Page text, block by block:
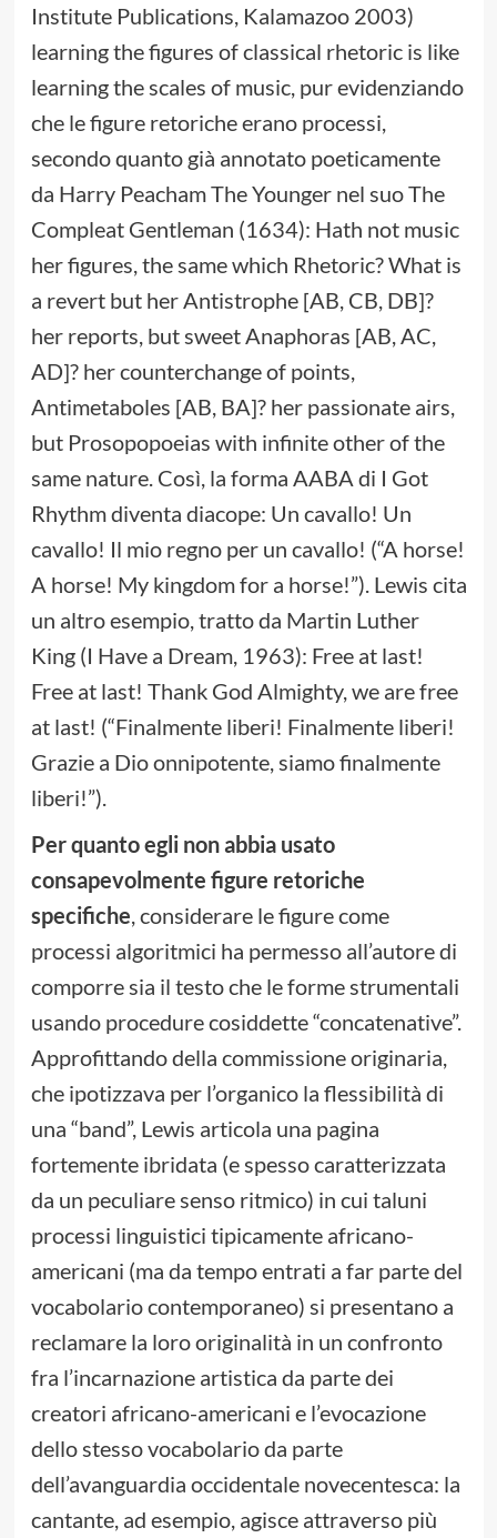
Institute Publications, Kalamazoo 2003)
learning the figures of classical rhetoric is like
learning the scales of music, pur evidenziando
che le figure retoriche erano processi,
secondo quanto già annotato poeticamente
da Harry Peacham The Younger nel suo The
Compleat Gentleman (1634): Hath not music
her figures, the same which Rhetoric? What is
a revert but her Antistrophe [AB, CB, DB]?
her reports, but sweet Anaphoras [AB, AC,
AD]? her counterchange of points,
Antimetaboles [AB, BA]? her passionate airs,
but Prosopopoeias with infinite other of the
same nature. Così, la forma AABA di I Got
Rhythm diventa diacope: Un cavallo! Un
cavallo! Il mio regno per un cavallo! (“A horse!
A horse! My kingdom for a horse!”). Lewis cita
un altro esempio, tratto da Martin Luther
King (I Have a Dream, 1963): Free at last!
Free at last! Thank God Almighty, we are free
at last! (“Finalmente liberi! Finalmente liberi!
Grazie a Dio onnipotente, siamo finalmente
liberi!”).
Per quanto egli non abbia usato
consapevolmente figure retoriche
specifiche , considerare le figure come
processi algoritmici ha permesso all’autore di
comporre sia il testo che le forme strumentali
usando procedure cosiddette “concatenative”.
Approfittando della commissione originaria,
che ipotizzava per l’organico la flessibilità di
una “band”, Lewis articola una pagina
fortemente ibridata (e spesso caratterizzata
da un peculiare senso ritmico) in cui taluni
processi linguistici tipicamente africano-
americani (ma da tempo entrati a far parte del
vocabolario contemporaneo) si presentano a
reclamare la loro originalità in un confronto
fra l’incarnazione artistica da parte dei
creatori africano-americani e l’evocazione
dello stesso vocabolario da parte
dell’avanguardia occidentale novecentesca: la
cantante, ad esempio, agisce attraverso più